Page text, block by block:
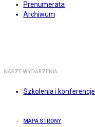
Prenumerata
Archiwum
NASZE WYDARZENIA
Szkolenia i konferencje
MAPA STRONY